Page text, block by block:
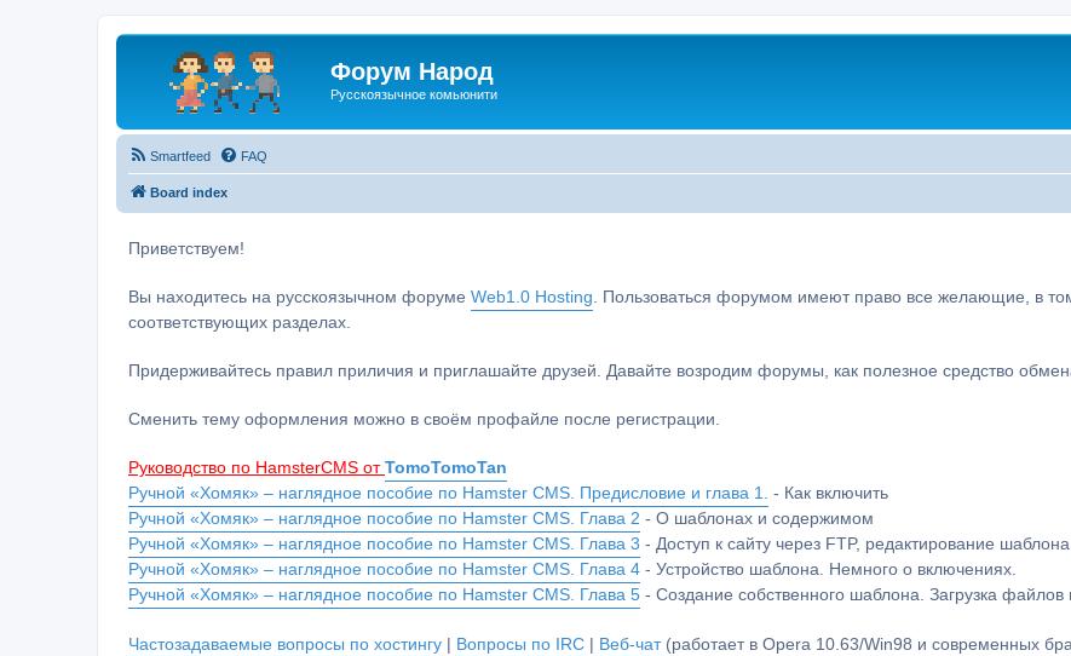
Форум Народ
Русскоязычное комьюнити
Smartfeed FAQ
Board index
Приветствуем!
Вы находитесь на русскоязычном форуме Web1.0 Hosting . Пользоваться форумом имеют право все желающие, в
соответствующих разделах.
Придерживайтесь правил приличия и приглашайте друзей. Давайте возродим форумы, как полезное средство
Сменить тему оформления можно в своём профайле после регистрации.
Руководство по HamsterCMS от TomoTomoTan
Ручной «Хомяк» – наглядное пособие по Hamster CMS. Предисловие и глава 1.
- Как включить
Ручной «Хомяк» – наглядное пособие по Hamster CMS. Глава 2 - О шаблонах и содержимом
Ручной «Хомяк» – наглядное пособие по Hamster CMS. Глава 3 - Доступ к сайту через FTP, редактирование шаблона
Ручной «Хомяк» – наглядное пособие по Hamster CMS. Глава 4 - Устройство шаблона. Немного о включениях.
Ручной «Хомяк» – наглядное пособие по Hamster CMS. Глава 5 - Создание собственного шаблона. Загрузка
Частозадаваемые вопросы по хостингу | Вопросы по IRC | Веб-чат(работает в Opera 10.63/Win98 и современных